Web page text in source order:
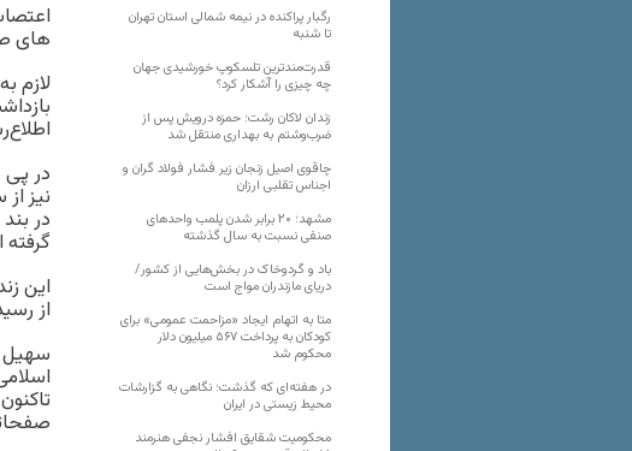
های
لازم
در پی
نیز
در
این
از
رگبار پراکنده در نیمه شمالی استان تهران
تا شنبه
قدرت‌مندترین تلسکوپ خورشیدی جهان
چه چیزی را آشکار کرد؟
زندان لاکان رشت؛ حمزه درویش پس از
ضرب‌وشتم به بهداری منتقل شد
چاقوی اصیل زنجان زیر فشار فولاد گران و
اجناس تقلبی ارزان
مشهد؛ ۲۰ برابر شدن پلمب واحدهای
صنفی نسبت به سال گذشته
باد و گردوخاک در بخش‌هایی از کشور/
دریای مازندران مواج است
متا به اتهام ایجاد «مزاحمت عمومی» برای
کودکان به پرداخت ۵۶۷ میلیون دلار
محکوم شد
در هفته‌ای که گذشت؛ نگاهی به گزارشات
محیط زیستی در ایران
محکومیت شقایق افشار نجفی هنرمند